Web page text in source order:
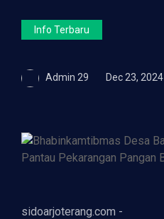
Info Terbaru
Admin 29 Dec 23, 2024
sidoarjoterang.com -